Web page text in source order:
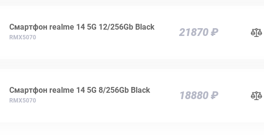
Смартфон realme 14 5G 12/256Gb Black
RMX5070 21870 ₽
Смартфон realme 14 5G 8/256Gb Black
RMX5070 18880 ₽